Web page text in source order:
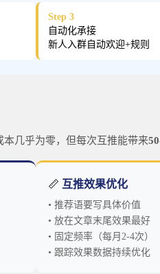
Step 3
自动化承接
新人入群自动欢迎+规则
几乎为零，但每次互推能带来
📏 互推效果优化
• 推荐语要写具体价值
• 放在文章末尾效果最好
• 固定频率（每月2-4次）
• 跟踪效果数据持续优化